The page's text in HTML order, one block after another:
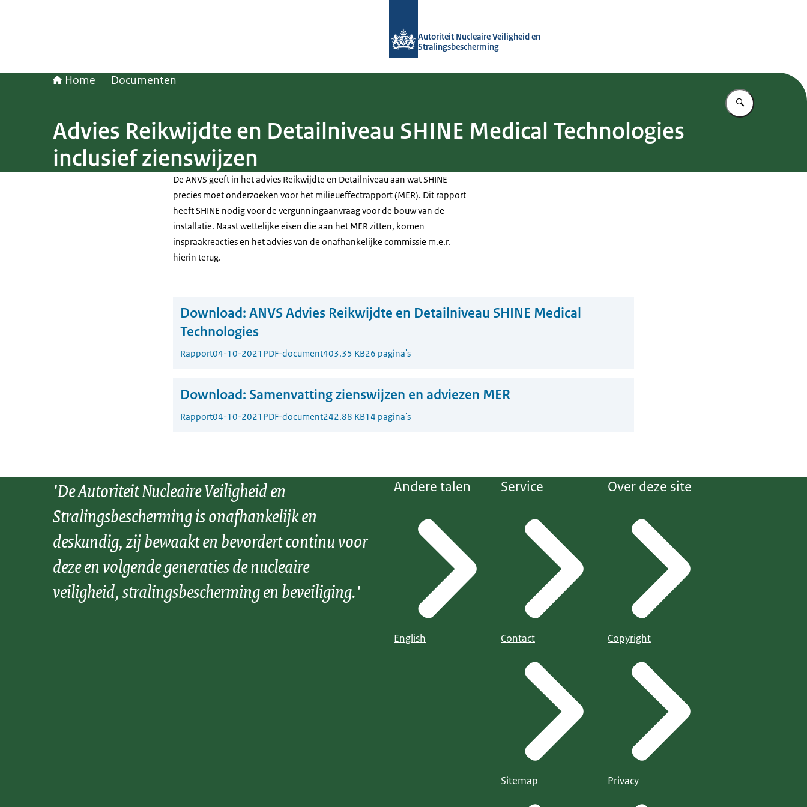
Autoriteit Nucleaire Veiligheid en
Stralingsbescherming
Home Documenten
Vul in wat u
Advies Reikwijdte en Detailniveau SHINE Medical Technologies
inclusief zienswijzen
De ANVS geeft in het advies Reikwijdte en Detailniveau aan wat SHINE
precies moet onderzoeken voor het milieueffectrapport (MER). Dit rapport
heeft SHINE nodig voor de vergunningaanvraag voor de bouw van de
installatie. Naast wettelijke eisen die aan het MER zitten, komen
inspraakreacties en het advies van de onafhankelijke commissie m.e.r.
hierin terug.
Download: ANVS Advies Reikwijdte en Detailniveau SHINE Medical
Technologies
Rapport04-10-2021 PDF-document403.35 KB26 pagina's
Download: Samenvatting zienswijzen en adviezen MER
Rapport04-10-2021 PDF-document242.88 KB14 pagina's
'De Autoriteit Nucleaire Veiligheid en
Stralingsbescherming is onafhankelijk en
deskundig, zij bewaakt en bevordert continu voor
deze en volgende generaties de nucleaire
veiligheid, stralingsbescherming en beveiliging.'
Andere talen
English
Service
Contact
Sitemap
Over deze site
Copyright
Privacy